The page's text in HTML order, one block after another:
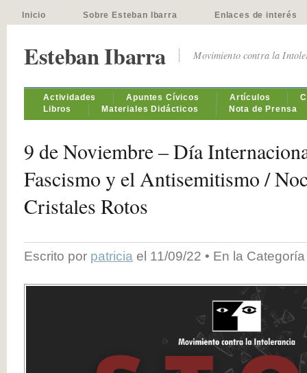
Inicio Sobre Esteban Ibarra Enlaces de interés
Esteban Ibarra Movimiento contra la
Actividades Apuntes Cívicos Artículos
Libros
Materiales Didácticos Nota de Prensa
9 de Noviembre – Día
Fascismo y el Antisemitismo /
Cristales Rotos
Escrito por patricia el 11/09/22 • En la